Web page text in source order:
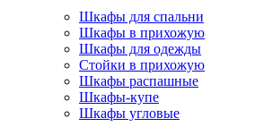
Шкафы для спальни
Шкафы в прихожую
Шкафы для одежды
Стойки в прихожую
Шкафы распашные
Шкафы-купе
Шкафы угловые